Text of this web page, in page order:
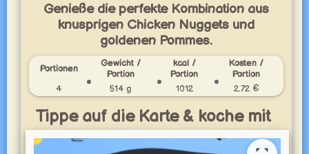
Genieße die perfekte Kombination aus
knusprigen Chicken Nuggets und
goldenen Pommes.
Portionen
Gewicht /
Portion
kcal /
Portion
Kosten /
Portion
4
514 g 1012 2.72 €
Tippe auf die Karte & koche mit